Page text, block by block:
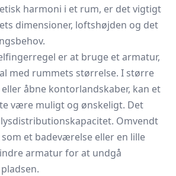
harmoni i et rum, er det vigtigt
dimensioner, loftshøjden og det
er at bruge et armatur,
med rummets størrelse. I større
åbne kontorlandskaber, kan et
være muligt og ønskeligt. Det
Omvendt
et badeværelse eller en lille
armatur for at undgå